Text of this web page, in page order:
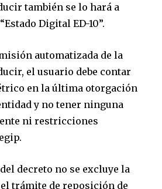
of
and be part of the
your email address on our website
below. Don't worry, we respect
también se lo hará a
Digital ED-10”.
automatizada de la
el usuario debe contar
en la última otorgación
y no tener ninguna
ni restricciones
decreto no se excluye la
trámite de reposición de